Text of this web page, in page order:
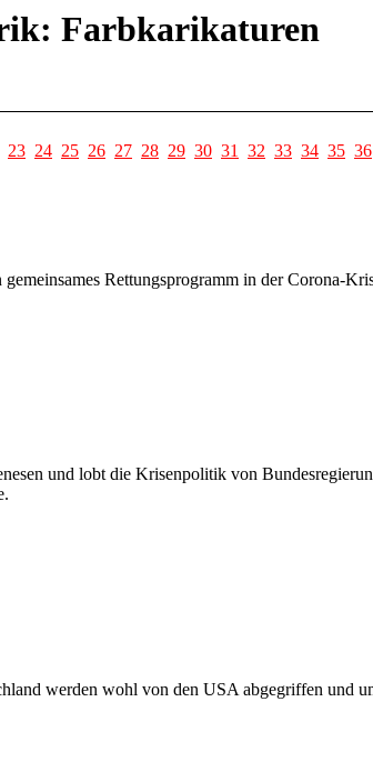
Farbkarikaturen
23 24 25 26 27 28 29 30 31 32 33 34 35 36
Rettungsprogramm in der Corona-
und lobt die Krisenpolitik von
werden wohl von den USA abgegriffen und